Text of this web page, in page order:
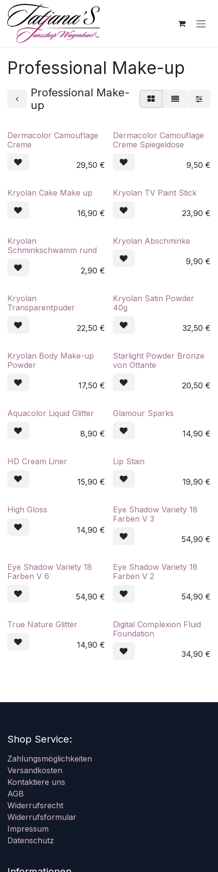
Zum Inhalt springen
Professional Make-up
Professional Make-
up
Dermacolor Camouflage
Creme
29,50 €
Dermacolor Camouflage
Creme Spiegeldose
9,50 €
Kryolan Cake Make up
16,90 €
Kryolan TV Paint Stick
23,90 €
Kryolan
Schminkschwamm rund
2,90 €
Kryolan Abschminke
9,90 €
Kryolan
Transparentpuder
22,50 €
Kryolan Satin Powder
40g
32,50 €
Kryolan Body Make-up
Powder
17,50 €
Starlight Powder Bronze
von Ottante
20,50 €
Aquacolor Liquid Glitter
8,90 €
Glamour Sparks
14,90 €
HD Cream Liner
15,90 €
Lip Stain
19,90 €
High Gloss
14,90 €
Eye Shadow Variety 18
Farben V 3
54,90 €
Eye Shadow Variety 18
Farben V 6
54,90 €
Eye Shadow Variety 18
Farben V 2
54,90 €
True Nature Glitter
14,90 €
Digital Complexion Fluid
Foundation
34,90 €
Shop Service:
Zahlungsmöglichkeiten
Versandkosten
Kontaktiere uns
AGB
Widerrufsrecht
Widerrufsformular
Impressum
Datenschutz